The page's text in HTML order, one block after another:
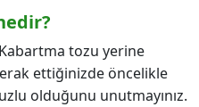
Kabartma tozu yerine
ettiğinizde öncelikle
olduğunu unutmayınız.